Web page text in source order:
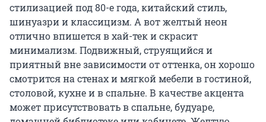
стилизацией под 80-е года, китайский стиль,
шинуазри и классицизм. А вот желтый неон
отлично впишется в хай-тек и скрасит
минимализм. Подвижный, струящийся и
приятный вне зависимости от оттенка, он хорошо
смотрится на стенах и мягкой мебели в гостиной,
столовой, кухне и в спальне. В качестве акцента
может присутствовать в спальне, будуаре,